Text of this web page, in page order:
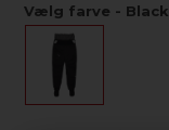
Vælg farve - Black